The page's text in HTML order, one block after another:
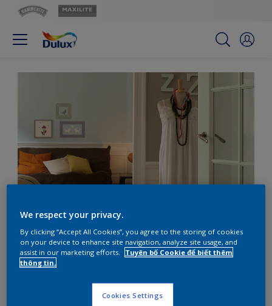
Hòa quyện các sắc thái
nhạt màu để tạo không
gian sinh hoạt chung
thanh bình
We respect your privacy.
By clicking “Accept All Cookies”, you agree to the storing of cookies
on your device to enhance site navigation, analyze site usage, and
assist in our marketing efforts.
Tuyên bố Cookie để biết thêm
thông tin.
Cookies Settings